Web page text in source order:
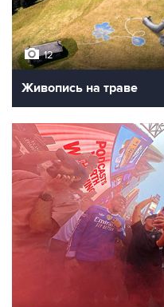
12
Живопись на траве